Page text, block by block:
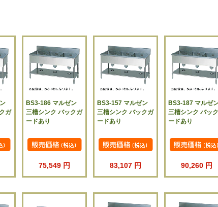
ガ
BS3-186 マルゼン
三槽シンク バックガ
ードあり
75,549 円
BS3-157 マルゼン
三槽シンク バックガ
ードあり
83,107 円
BS3-187 マルゼ
三槽シンク バッ
ードあり
90,260 円